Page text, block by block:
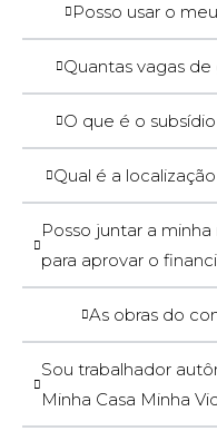
Posso usar o
Quantas vagas
O que é o
Qual é a
Posso juntar a
para aprovar o
As obras do
Sou trabalhador
Minha Casa Minha